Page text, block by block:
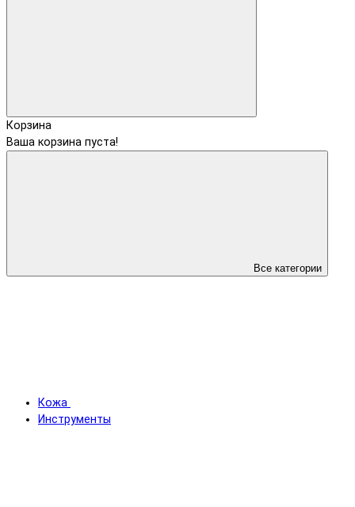
Корзина
Ваша корзина пуста!
Все категории
Кожа
Инструменты